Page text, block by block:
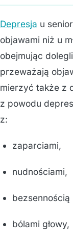
Depresja u
objawami niż u
obejmując
przeważają
mierzyć także z
z powodu
z:
zaparciami,
nudnościami,
bezsennością
bólami głowy,